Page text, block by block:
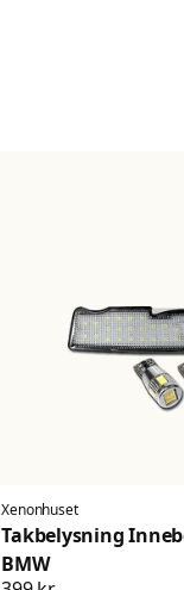
Xenonhuset
Takbelysning
BMW